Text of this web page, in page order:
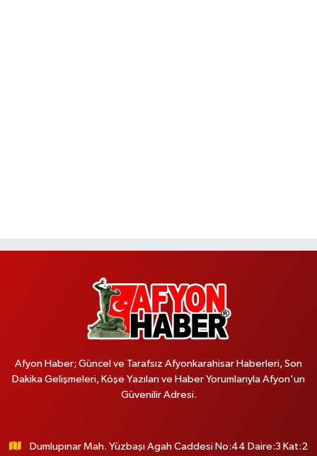
Afyon Haber; Güncel ve Tarafsız Afyonkarahisar Haberleri, Son
Dakika Gelişmeleri, Köşe Yazıları ve Haber Yorumlarıyla Afyon'un
Güvenilir Adresi.
Dumlupınar Mah. Yüzbaşı Agah Caddesi No:44 Daire:3 Kat:2